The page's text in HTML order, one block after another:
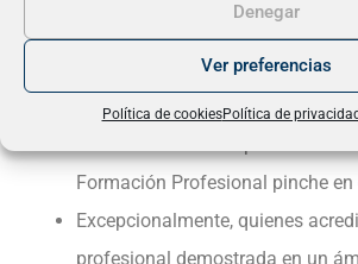
Denegar
Ver preferencias
Política de cookiesPolítica de
los ciclos formativos de grado
Para conocer los requisitos
Formación Profesional pinche en
Excepcionalmente, quienes
profesional demostrada en un